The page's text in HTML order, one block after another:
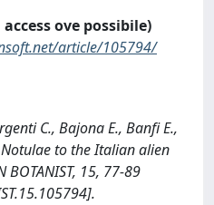
ove possibile)
article/105794/
C., Bajona E., Banfi E.,
to the Italian alien
BOTANIST, 15, 77-89